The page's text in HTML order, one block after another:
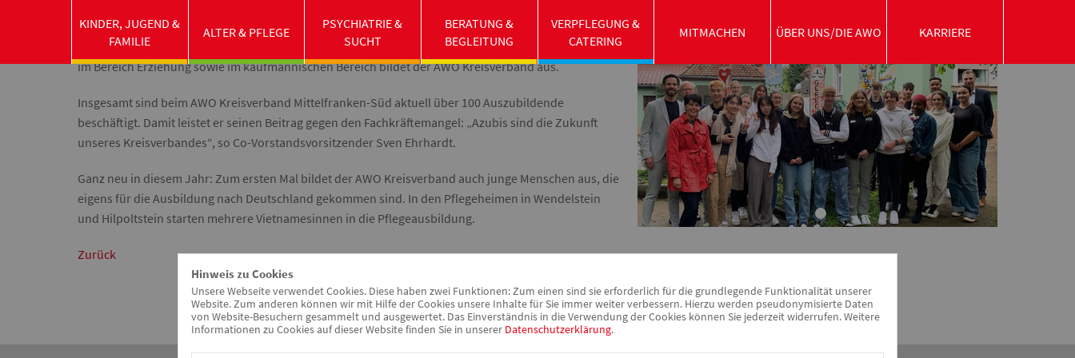
gemeinsam die ersten Schritte auf ihrem neuen Weg gehen. Insgesamt starteten 45 Azubis diesen
Herbst ihre Ausbildung im Kreisverband. Der größte Teil davon erlernt einen Pflegeberuf, doch auch
im Bereich Erziehung sowie im kaufmännischen Bereich bildet der AWO Kreisverband aus.
Insgesamt sind beim AWO Kreisverband Mittelfranken-Süd aktuell über 100 Auszubildende
beschäftigt. Damit leistet er seinen Beitrag gegen den Fachkräftemangel: „Azubis sind die Zukunft
unseres Kreisverbandes“, so Co-Vorstandsvorsitzender Sven Ehrhardt.
Ganz neu in diesem Jahr: Zum ersten Mal bildet der AWO Kreisverband auch junge Menschen aus, die
eigens für die Ausbildung nach Deutschland gekommen sind. In den Pflegeheimen in Wendelstein
und Hilpoltstein starten mehrere Vietnamesinnen in die Pflegeausbildung.
Zurück
KINDER, JUGEND &
FAMILIE
ALTER & PFLEGE
PSYCHIATRIE &
SUCHT
BERATUNG &
BEGLEITUNG
VERPFLEGUNG &
CATERING
MITMACHEN ÜBER UNS/DIE AWO KARRIERE
Hinweis zu Cookies
Unsere Webseite verwendet Cookies. Diese haben zwei Funktionen: Zum einen sind sie erforderlich für die grundlegende Funktionalität unserer
Website. Zum anderen können wir mit Hilfe der Cookies unsere Inhalte für Sie immer weiter verbessern. Hierzu werden pseudonymisierte Daten
von Website-Besuchern gesammelt und ausgewertet. Das Einverständnis in die Verwendung der Cookies können Sie jederzeit widerrufen. Weitere
Informationen zu Cookies auf dieser Website finden Sie in unserer Datenschutzerklärung.